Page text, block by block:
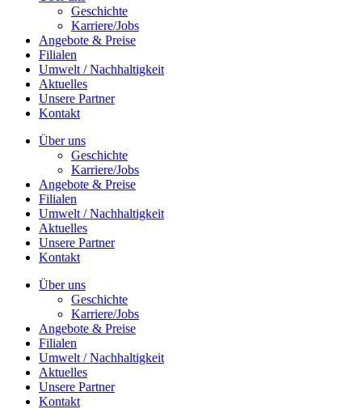
Geschichte
Karriere/Jobs
Angebote & Preise
Filialen
Umwelt / Nachhaltigkeit
Aktuelles
Unsere Partner
Kontakt
Über uns
Geschichte
Karriere/Jobs
Angebote & Preise
Filialen
Umwelt / Nachhaltigkeit
Aktuelles
Unsere Partner
Kontakt
Über uns
Geschichte
Karriere/Jobs
Angebote & Preise
Filialen
Umwelt / Nachhaltigkeit
Aktuelles
Unsere Partner
Kontakt